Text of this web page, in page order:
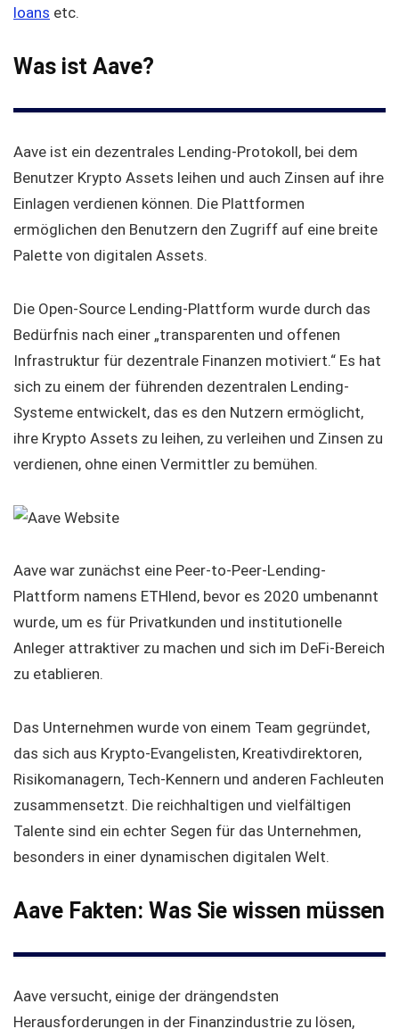
loans etc.
Was ist Aave?
Aave ist ein dezentrales Lending-Protokoll, bei dem
Benutzer Krypto Assets leihen und auch Zinsen auf ihre
Einlagen verdienen können. Die Plattformen
ermöglichen den Benutzern den Zugriff auf eine breite
Palette von digitalen Assets.
Die Open-Source Lending-Plattform wurde durch das
Bedürfnis nach einer „transparenten und offenen
Infrastruktur für dezentrale Finanzen motiviert.“ Es hat
sich zu einem der führenden dezentralen Lending-
Systeme entwickelt, das es den Nutzern ermöglicht,
ihre Krypto Assets zu leihen, zu verleihen und Zinsen zu
verdienen, ohne einen Vermittler zu bemühen.
Aave war zunächst eine Peer-to-Peer-Lending-
Plattform namens ETHlend, bevor es 2020 umbenannt
wurde, um es für Privatkunden und institutionelle
Anleger attraktiver zu machen und sich im DeFi-Bereich
zu etablieren.
Das Unternehmen wurde von einem Team gegründet,
das sich aus Krypto-Evangelisten, Kreativdirektoren,
Risikomanagern, Tech-Kennern und anderen Fachleuten
zusammensetzt. Die reichhaltigen und vielfältigen
Talente sind ein echter Segen für das Unternehmen,
besonders in einer dynamischen digitalen Welt.
Aave Fakten: Was Sie wissen müssen
Aave versucht, einige der drängendsten
Herausforderungen in der Finanzindustrie zu lösen,